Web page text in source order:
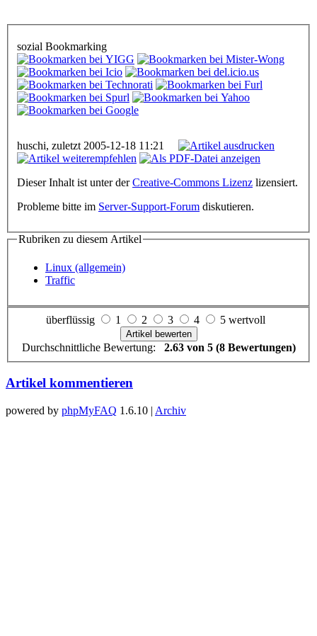
sozial Bookmarking
huschi, zuletzt 2005-12-18 11:21
Dieser Inhalt ist unter derCreative-Commons Lizenz lizensiert.
Probleme bitte im Server-Support-Forum diskutieren.
Rubriken zu diesem Artikel
Linux (allgemein)
Traffic
überflüssig 1 2 3 4 5 wertvoll
Durchschnittliche Bewertung: 2.63 von 5 (8 Bewertungen)
Artikel kommentieren
powered by phpMyFAQ 1.6.10 | Archiv